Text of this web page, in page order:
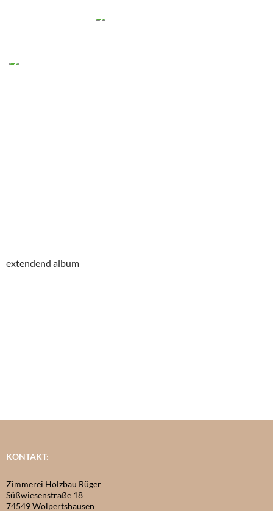
extendend album
KONTAKT:
Zimmerei Holzbau Rüger
Süßwiesenstraße 18
74549 Wolpertshausen